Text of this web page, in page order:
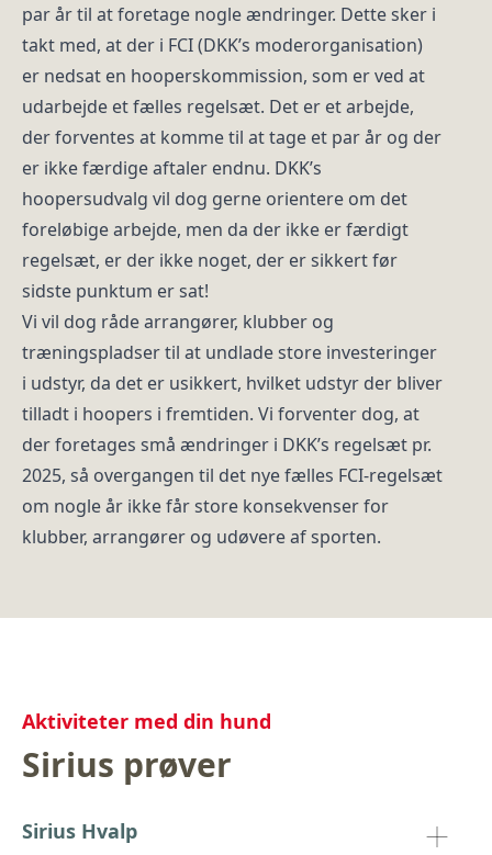
par år til at foretage nogle ændringer. Dette sker i
takt med, at der i FCI (DKK’s moderorganisation)
er nedsat en hooperskommission, som er ved at
udarbejde et fælles regelsæt. Det er et arbejde,
der forventes at komme til at tage et par år og der
er ikke færdige aftaler endnu. DKK’s
hoopersudvalg vil dog gerne orientere om det
foreløbige arbejde, men da der ikke er færdigt
regelsæt, er der ikke noget, der er sikkert før
sidste punktum er sat!
Vi vil dog råde arrangører, klubber og
træningspladser til at undlade store investeringer
i udstyr, da det er usikkert, hvilket udstyr der bliver
tilladt i hoopers i fremtiden. Vi forventer dog, at
der foretages små ændringer i DKK’s regelsæt pr.
2025, så overgangen til det nye fælles FCI-regelsæt
om nogle år ikke får store konsekvenser for
klubber, arrangører og udøvere af sporten.
Aktiviteter med din hund
Sirius prøver
Sirius Hvalp